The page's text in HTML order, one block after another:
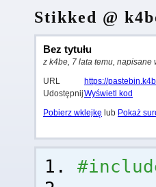
Stikked @
Bez tytułu
z k4be, 7 lata temu, napisane
URL
https://
UdostępnijWyświetl kod
Pobierz wklejkę lub Pokaż